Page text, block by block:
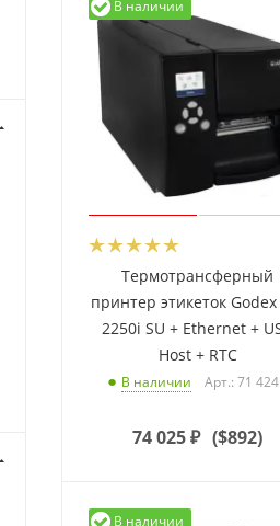
В наличии
Термотрансферный
принтер этикеток Godex
2250i SU + Ethernet +
Host + RTC
В наличии Арт.: 71 424
74 025₽ ($892)
В наличии